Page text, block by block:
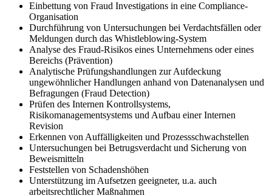
Einbettung von Fraud Investigations in eine Compliance-
Organisation
Durchführung von Untersuchungen bei Verdachtsfällen oder
Meldungen durch das Whistleblowing-System
Analyse des Fraud-Risikos eines Unternehmens oder eines
Bereichs (Prävention)
Analytische Prüfungshandlungen zur Aufdeckung
ungewöhnlicher Handlungen anhand von Datenanalysen und
Befragungen (Fraud Detection)
Prüfen des Internen Kontrollsystems,
Risikomanagementsystems und Aufbau einer Internen
Revision
Erkennen von Auffälligkeiten und Prozessschwachstellen
Untersuchungen bei Betrugsverdacht und Sicherung von
Beweismitteln
Feststellen von Schadenshöhen
Unterstützung im Aufsetzen geeigneter, u.a. auch
arbeitsrechtlicher Maßnahmen